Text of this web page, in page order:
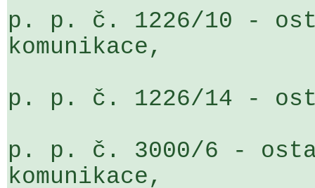
p. p. č. 1226/10 -
komunikace,
p. p. č. 1226/14 -
p. p. č. 3000/6 -
komunikace,